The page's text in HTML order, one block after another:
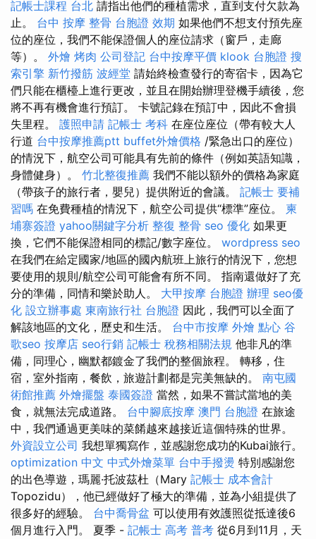
記帳士課程 台北 請指出他們的種植需求，直到支付欠款為
止。 台中 按摩 整骨 台胞證 效期 如果他們不想支付預先座
位的座位，我們不能保證個人的座位請求（窗戶，走廊
等）。 外燴 烤肉 公司登記 台中按摩平價 klook 台胞證 搜
索引擎 新竹撥筋 波經堂 請始終檢查發行的寄宿卡，因為它
們只能在櫃檯上進行更改，並且在開始辦理登機手續後，您
將不再有機會進行預訂。 卡號記錄在預訂中，因此不會損
失里程。 護照申請 記帳士 考科 在座位座位（帶有較大人
行道 台中按摩推薦ptt buffet外燴價格 /緊急出口的座位）
的情況下，航空公司可能具有先前的條件（例如英語知識，
身體健身）。 竹北整復推薦 我們不能以額外的價格為家庭
（帶孩子的旅行者，嬰兒）提供附近的會議。 記帳士 要補
習嗎 在免費種植的情況下，航空公司提供“標準”座位。 柬
埔寨簽證 yahoo關鍵字分析 整復 整骨 seo 優化 如果更
換，它們不能保證相同的標記/數字座位。 wordpress seo
在我們在給定國家/地區的國內航班上旅行的情況下，您想
要使用的規則/航空公司可能會有所不同。 指南還做好了充
分的準備，同情和樂於助人。 大甲按摩 台胞證 辦理 seo優
化 設立辦事處 東南旅行社 台胞證 因此，我們可以全面了
解該地區的文化，歷史和生活。 台中市按摩 外燴 點心 谷
歌seo 按摩店 seo行銷 記帳士 稅務相關法規 他非凡的準
備，同理心，幽默都鍍金了我們的整個旅程。 轉移，住
宿，室外指南，餐飲，旅遊計劃都是完美無缺的。 南屯國
術館推薦 外燴擺盤 泰國簽證 當然，如果不嘗試當地的美
食，就無法完成道路。 台中腳底按摩 澳門 台胞證 在旅途
中，我們通過更美味的菜餚越來越接近這個特殊的世界。
外資設立公司 我想單獨寫作，並感謝您成功的Kubai旅行。
optimization 中文 中式外燴菜單 台中手撥燙 特別感謝您
的出色導遊，瑪麗·托波茲杜（Mary 記帳士 成本會計
Topozidu），他已經做好了極大的準備，並為小組提供了
很多好的經驗。 台中喬骨盆 可以使用有效護照從抵達後6
個月進行入門。 夏季 - 記帳士 高考 普考 從6月到11月，天